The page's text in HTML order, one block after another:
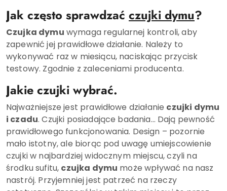
Jak często sprawdzać czujki dymu?
Czujka dymu wymaga regularnej kontroli, aby
zapewnić jej prawidłowe działanie. Należy to
wykonywać raz w miesiącu, naciskając przycisk
testowy. Zgodnie z zaleceniami producenta.
Jakie czujki wybrać.
Najważniejsze jest prawidłowe działanie czujki dymu
i czadu. Czujki posiadające badania… Dają pewność
prawidłowego funkcjonowania. Design – pozornie
mało istotny, ale biorąc pod uwagę umiejscowienie
czujki w najbardziej widocznym miejscu, czyli na
środku sufitu, czujka dymu może wpływać na nasz
nastrój. Przyjemniej jest patrzeć na rzeczy